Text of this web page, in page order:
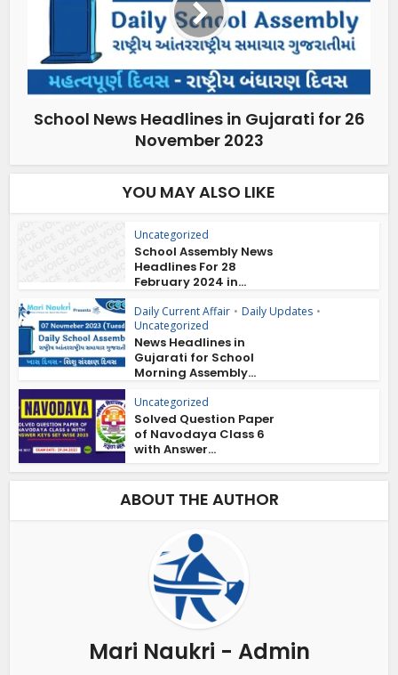
School News Headlines in Gujarati for 26
November 2023
YOU MAY ALSO LIKE
Uncategorized
School Assembly News
Headlines For 28
February 2024 in...
Daily Current Affair • Daily Updates •
Uncategorized
News Headlines in
Gujarati for School
Morning Assembly...
Uncategorized
Solved Question Paper
of Navodaya Class 6
with Answer...
ABOUT THE AUTHOR
Mari Naukri - Admin